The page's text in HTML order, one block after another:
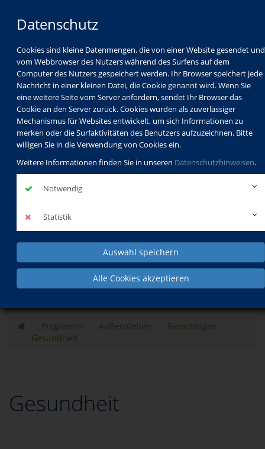
Datenschutz
Cookies sind kleine Datenmengen, die von einer Website gesendet und
vom Webbrowser des Nutzers während des Surfens auf dem
Computer des Nutzers gespeichert werden. Ihr Browser speichert jede
Nachricht in einer kleinen Datei, die Cookie genannt wird. Wenn Sie
eine weitere Seite vom Server anfordern, sendet Ihr Browser das
Cookie an den Server zurück. Cookies wurden als zuverlässiger
Mechanismus für Websites entwickelt, um sich Informationen zu
merken oder die Surfaktivitäten des Benutzers aufzuzeichnen. Bitte
willigen Sie in die Verwendung von Cookies ein.
Weitere Informationen finden Sie in unseren Datenschutzhinweisen.
Notwendig
Statistik
Auswahl speichern
Alle Cookies akzeptieren
Programm
Schulabschlüsse
Schulkindbetreuung
Service
Programm Außenstellen
Remchingen
Gesundheit
Gesundheit